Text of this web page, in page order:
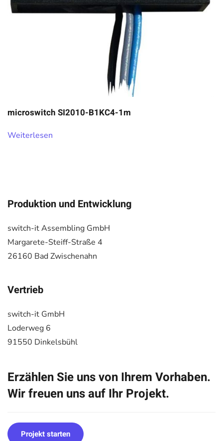
microswitch SI2010-B1KC4-1m
Weiterlesen
Produktion und Entwicklung
switch-it Assembling GmbH
Margarete-Steiff-Straße 4
26160 Bad Zwischenahn
Vertrieb
switch-it GmbH
Loderweg 6
91550 Dinkelsbühl
Erzählen Sie uns von Ihrem Vorhaben.
Wir freuen uns auf Ihr Projekt.
Projekt starten